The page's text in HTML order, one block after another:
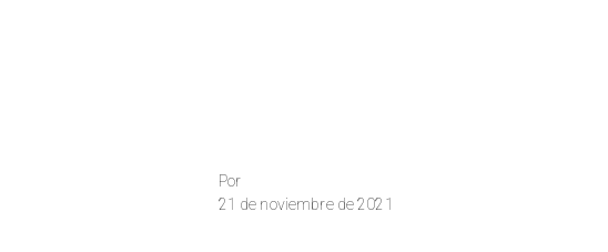
Por
21 de noviembre de 2021